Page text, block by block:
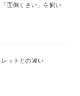
面倒くさい」を飼い
ットとの違い